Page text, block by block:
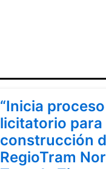
“Inicia proceso
licitatorio para
construcción
RegioTram